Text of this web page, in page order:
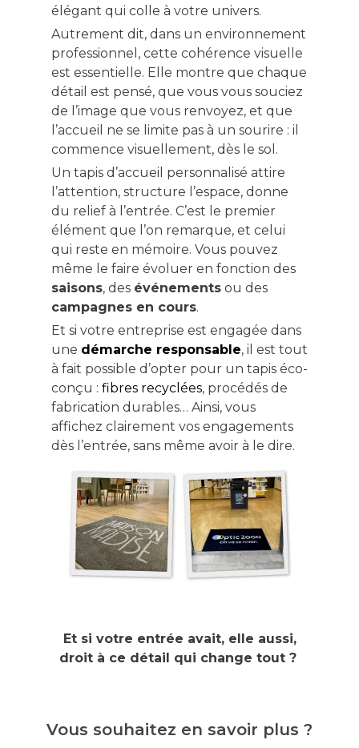
élégant qui colle à votre univers.
Autrement dit, dans un environnement
professionnel, cette cohérence visuelle
est essentielle. Elle montre que chaque
détail est pensé, que vous vous souciez
de l’image que vous renvoyez, et que
l’accueil ne se limite pas à un sourire : il
commence visuellement, dès le sol.
Un tapis d’accueil personnalisé attire
l’attention, structure l’espace, donne
du relief à l’entrée. C’est le premier
élément que l’on remarque, et celui
qui reste en mémoire. Vous pouvez
même le faire évoluer en fonction des
saisons, des événements ou des
campagnes en cours.
Et si votre entreprise est engagée dans
une démarche responsable, il est tout
à fait possible d’opter pour un tapis éco-
conçu : fibres recyclées, procédés de
fabrication durables… Ainsi, vous
affichez clairement vos engagements
dès l’entrée, sans même avoir à le dire.
Et si votre entrée avait, elle aussi,
droit à ce détail qui change tout ?
Vous souhaitez en savoir plus ?